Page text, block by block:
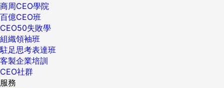
商周CEO學院
百億CEO班
CEO50失敗學
組織領袖班
駐足思考表達班
客製企業培訓
CEO社群
服務